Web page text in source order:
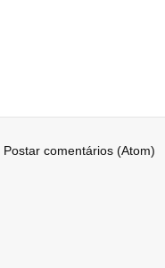
Postar comentários (Atom)